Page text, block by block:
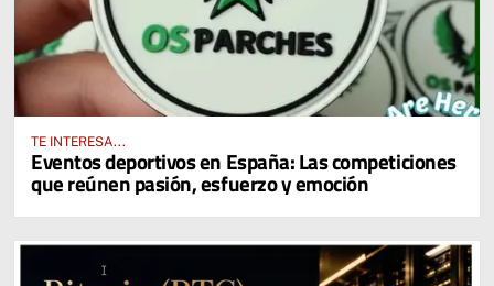
TE INTERESA...
Eventos deportivos en España: Las competiciones
que reúnen pasión, esfuerzo y emoción